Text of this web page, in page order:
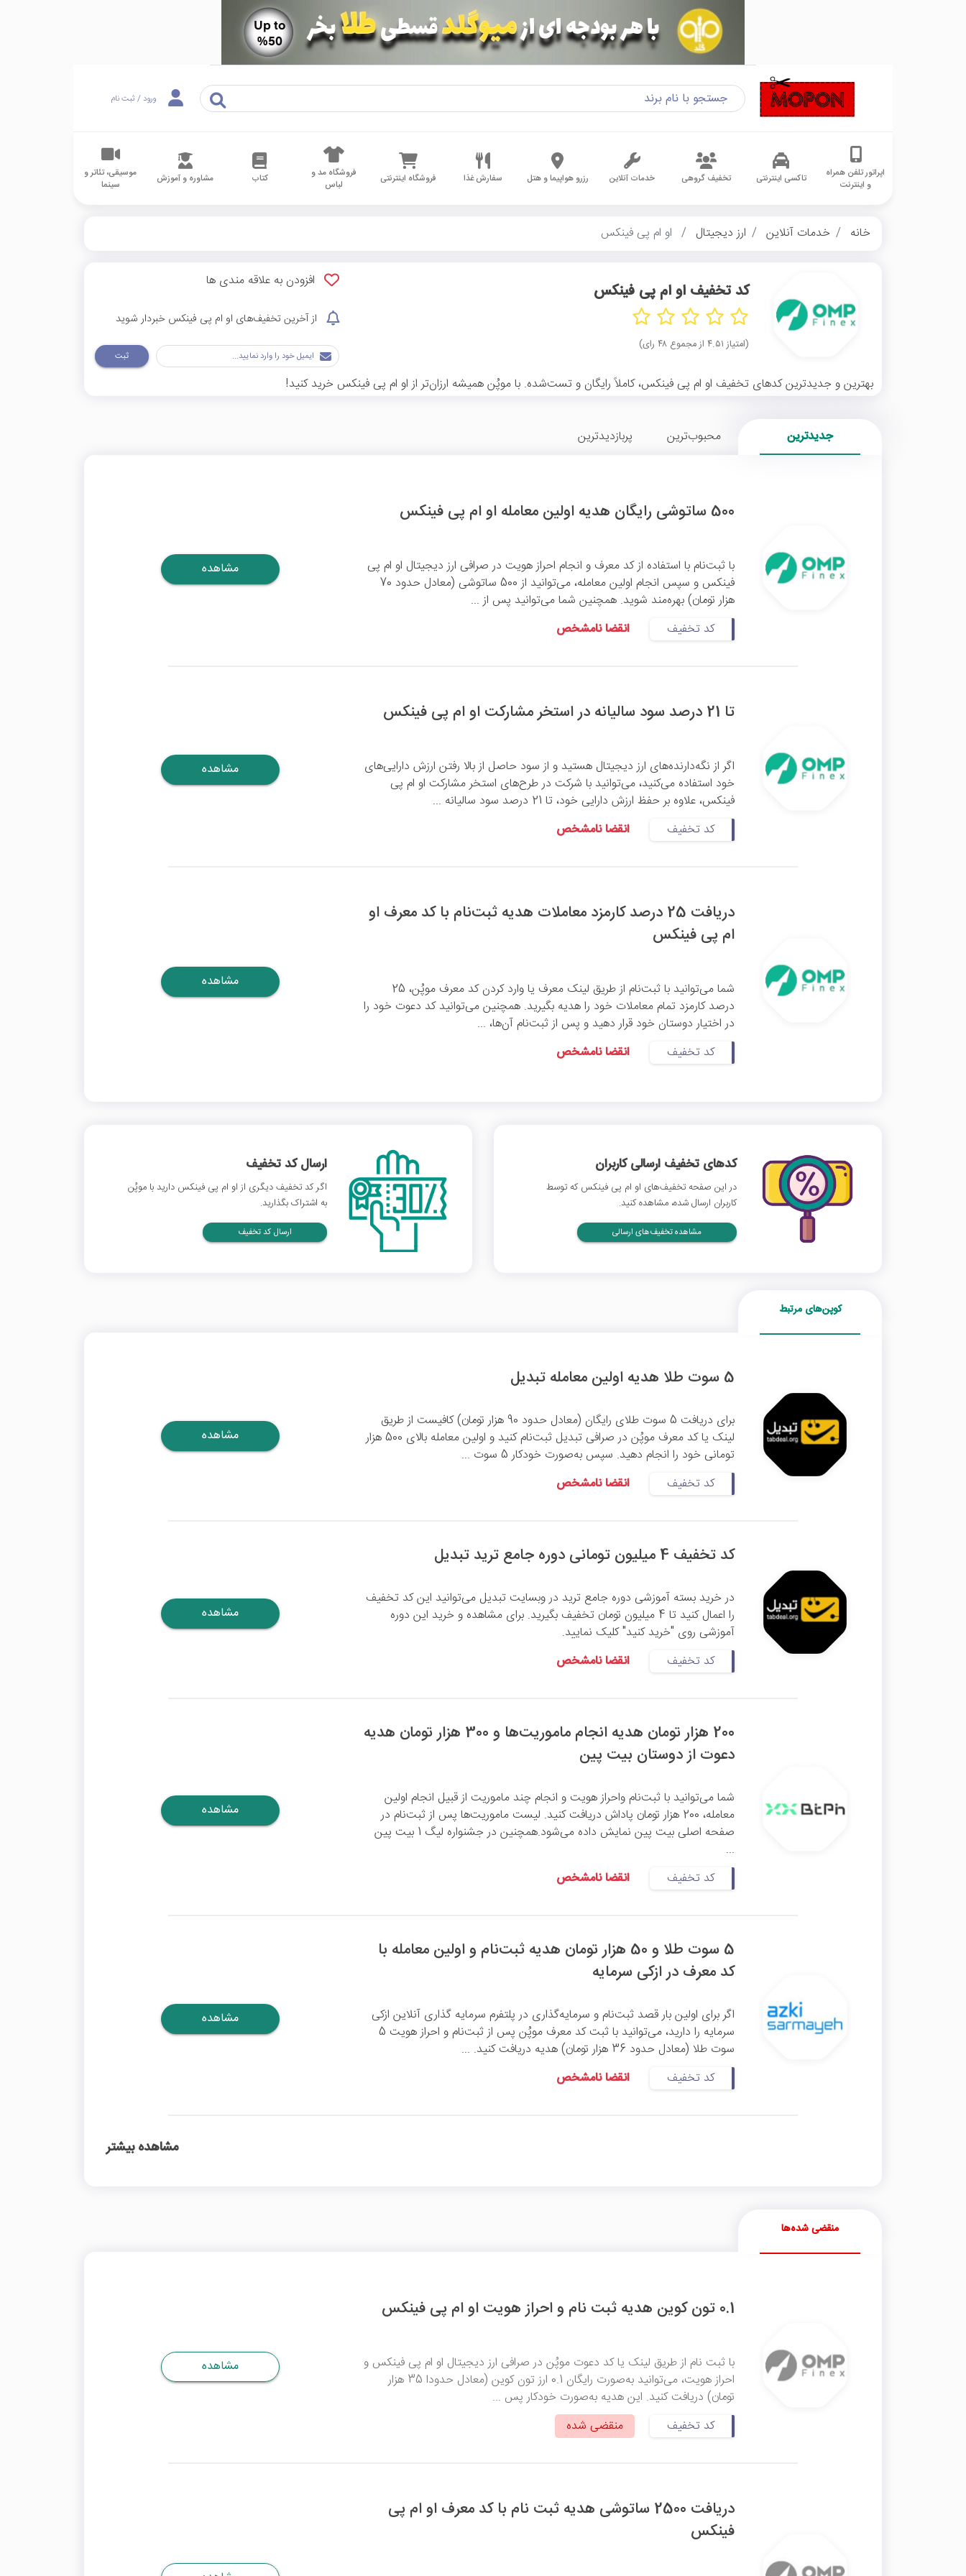
ورود / ثبت نام
اپراتور تلفن همراه
و اینترنت
تاکسی اینترنتی تخفیف گروهی خدمات آنلاین رزرو هواپیما و هتل سفارش غذا فروشگاه اینترنتی
فروشگاه مد و
لباس
کتاب مشاوره و آموزش
موسیقی، تئاتر و
سینما
خانه خدمات آنلاین ارز دیجیتال او ام پی فینکس
کد تخفیف او ام پی فینکس
(امتیاز ۴.۵۱ از مجموع ۴۸ رای)
افزودن به علاقه مندی ها
از آخرین تخفیف‌های او ام پی فینکس خبردار شوید
ثبت
بهترین و جدیدترین کدهای تخفیف او ام پی فینکس، کاملاً رایگان و تست‌شده. با موپُن همیشه ارزان‌تر از او ام پی فینکس خرید کنید!
جدیدترین محبوب‌ترین پربازدیدترین
500 ساتوشی رایگان هدیه اولین معامله او ام پی فینکس
با ثبت‌نام با استفاده از کد معرف و انجام احراز هویت در صرافی ارز دیجیتال او ام پی
فینکس و سپس انجام اولین معامله، می‌توانید از 500 ساتوشی (معادل حدود 70
هزار تومان) بهره‌مند شوید. همچنین شما می‌توانید پس از ...
کد تخفیف
انقضا نامشخص
مشاهده
تا 21 درصد سود سالیانه در استخر مشارکت او ام پی فینکس
اگر از نگه‌دارنده‌های ارز دیجیتال هستید و از سود حاصل از بالا رفتن ارزش دارایی‌های
خود استفاده می‌کنید، می‌توانید با شرکت در طرح‌های استخر مشارکت او ام پی
فینکس، علاوه بر حفظ ارزش دارایی خود، تا 21 درصد سود سالیانه ...
کد تخفیف
انقضا نامشخص
مشاهده
دریافت 25 درصد کارمزد معاملات هدیه ثبت‌نام با کد معرف او
ام پی فینکس
شما می‌توانید با ثبت‌نام از طریق لینک معرف یا وارد کردن کد معرف موپُن، 25
درصد کارمزد تمام معاملات خود را هدیه بگیرید. همچنین می‌توانید کد دعوت خود را
در اختیار دوستان خود قرار دهید و پس از ثبت‌نام آن‌ها، ...
کد تخفیف
انقضا نامشخص
مشاهده
کدهای تخفیف ارسالی کاربران
در این صفحه تخفیف‌های او ام پی فینکس که توسط
کاربران ارسال شده، مشاهده کنید.
مشاهده تخفیف‌های ارسالی
ارسال کد تخفیف
اگر کد تخفیف دیگری از او ام پی فینکس دارید با موپُن
به اشتراک بگذارید.
ارسال کد تخفیف
کوپن‌های مرتبط
5 سوت طلا هدیه اولین معامله تبدیل
برای دریافت 5 سوت طلای رایگان (معادل حدود 90 هزار تومان) کافیست از طریق
لینک یا کد معرف موپُن در صرافی تبدیل ثبت‌نام کنید و اولین معامله بالای 500 هزار
تومانی خود را انجام دهید. سپس به‌صورت خودکار 5 سوت ...
کد تخفیف
انقضا نامشخص
مشاهده
کد تخفیف 4 میلیون تومانی دوره جامع ترید تبدیل
در خرید بسته آموزشی دوره جامع ترید در وبسایت تبدیل می‌توانید این کد تخفیف
را اعمال کنید تا 4 میلیون تومان تخفیف بگیرید. برای مشاهده و خرید این دوره
آموزشی روی "خرید کنید" کلیک نمایید.
کد تخفیف
انقضا نامشخص
مشاهده
200 هزار تومان هدیه انجام ماموریت‌ها و 300 هزار تومان هدیه
دعوت از دوستان بیت پین
شما می‌توانید با ثبت‌نام واحراز هویت و انجام چند ماموریت از قبیل انجام اولین
معامله، 200 هزار تومان پاداش دریافت کنید. لیست ماموریت‌ها پس از ثبت‌نام در
صفحه اصلی بیت پین نمایش داده می‌شود.همچنین در جشنواره لیگ 1 بیت پین
...
کد تخفیف
انقضا نامشخص
مشاهده
5 سوت طلا و 50 هزار تومان هدیه ثبت‌نام و اولین معامله با
کد معرف در ازکی سرمایه
اگر برای اولین بار قصد ثبت‌نام و سرمایه‌گذاری در پلتفرم سرمایه گذاری آنلاین ازکی
سرمایه را دارید، می‌توانید با ثبت کد معرف موپُن پس از ثبت‌نام و احراز هویت 5
سوت طلا (معادل حدود 36 هزار تومان) هدیه دریافت کنید. ...
کد تخفیف
انقضا نامشخص
مشاهده
مشاهده بیشتر
منقضی شده‌ها
0.1 تون کوین هدیه ثبت نام و احراز هویت او ام پی فینکس
با ثبت نام از طریق لینک یا کد دعوت موپُن در صرافی ارز دیجیتال او ام پی فینکس و
احراز هویت، می‌توانید به‌صورت رایگان 0.1 ارز تون کوین (معادل حدودا 35 هزار
تومان) دریافت کنید. این هدیه به‌صورت خودکار پس ...
کد تخفیف
منقضی شده
مشاهده
دریافت 2500 ساتوشی هدیه ثبت نام با کد معرف او ام پی
فینکس